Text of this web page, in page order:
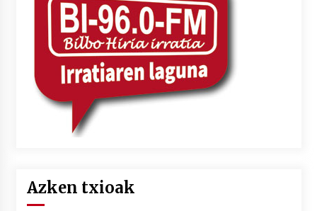
Azken txioak